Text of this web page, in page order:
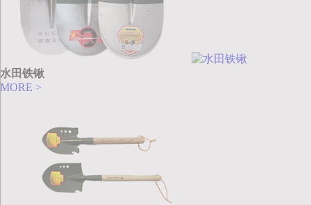
水田铁锹
MORE >